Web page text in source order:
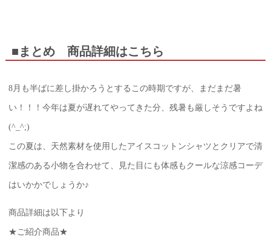
■まとめ 商品詳細はこちら
8月も半ばに差し掛かろうとするこの時期ですが、まだまだ暑
い！！！今年は夏が遅れてやってきた分、残暑も厳しそうですよね
(^_^;)
この夏は、天然素材を使用したアイスコットンシャツとクリアで清
潔感のある小物を合わせて、見た目にも体感もクールな涼感コーデ
はいかかでしょうか♪
商品詳細は以下より
★ご紹介商品★